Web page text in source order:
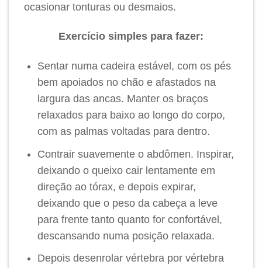
ocasionar tonturas ou desmaios.
Exercício simples para fazer:
Sentar numa cadeira estável, com os pés
bem apoiados no chão e afastados na
largura das ancas. Manter os braços
relaxados para baixo ao longo do corpo,
com as palmas voltadas para dentro.
Contrair suavemente o abdômen. Inspirar,
deixando o queixo cair lentamente em
direção ao tórax, e depois expirar,
deixando que o peso da cabeça a leve
para frente tanto quanto for confortável,
descansando numa posição relaxada.
Depois desenrolar vértebra por vértebra